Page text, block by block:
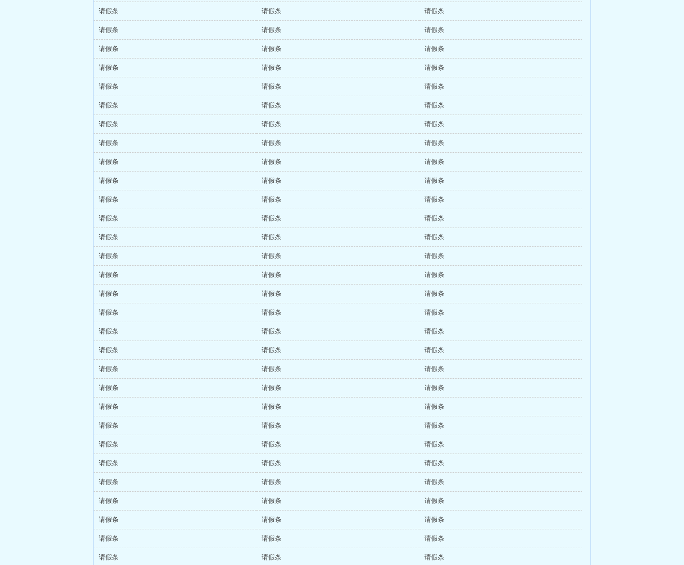
请假条 请假条 请假条
请假条 请假条 请假条
请假条 请假条 请假条
请假条 请假条 请假条
请假条 请假条 请假条
请假条 请假条 请假条
请假条 请假条 请假条
请假条 请假条 请假条
请假条 请假条 请假条
请假条 请假条 请假条
请假条 请假条 请假条
请假条 请假条 请假条
请假条 请假条 请假条
请假条 请假条 请假条
请假条 请假条 请假条
请假条 请假条 请假条
请假条 请假条 请假条
请假条 请假条 请假条
请假条 请假条 请假条
请假条 请假条 请假条
请假条 请假条 请假条
请假条 请假条 请假条
请假条 请假条 请假条
请假条 请假条 请假条
请假条 请假条 请假条
请假条 请假条 请假条
请假条 请假条 请假条
请假条 请假条 请假条
请假条 请假条 请假条
请假条 请假条 请假条